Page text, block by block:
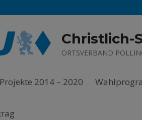
Christlich-
ORTSVERBAND
Projekte 2014 – 2020